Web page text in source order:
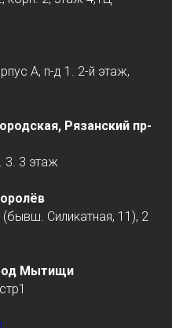
А, п-д 1. 2-й этаж,
, Рязанский пр-
3. 3 этаж
Силикатная, 11), 2
Мытищи